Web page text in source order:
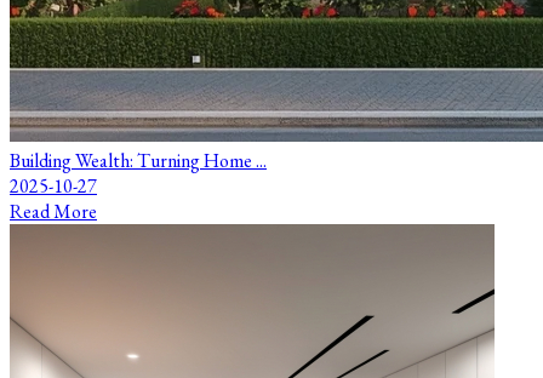
Building Wealth: Turning Home ...
2025-10-27
Read More